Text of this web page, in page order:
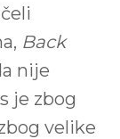
Back
nije
je zbog
velike